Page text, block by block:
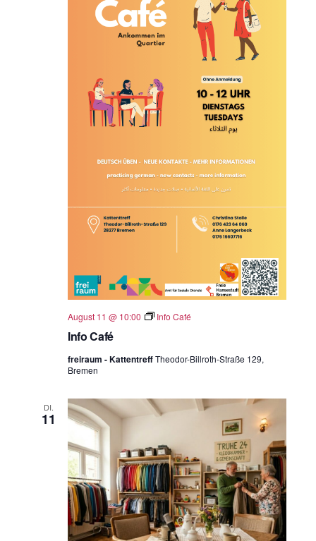
Info Café
August 11 @ 10:00 Info Café
freiraum - KattentreffTheodor-Billroth-Straße 129,
Bremen
DI.
11